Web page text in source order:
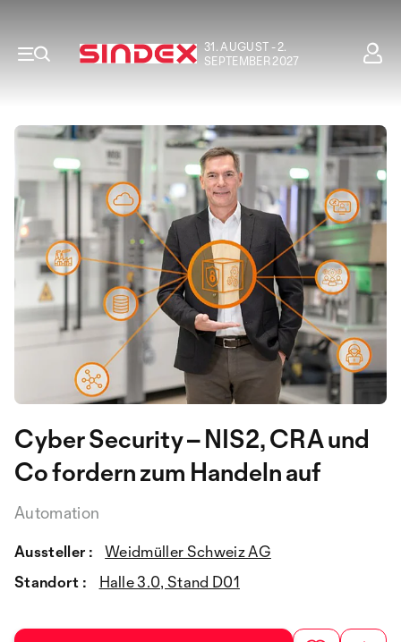
31. AUGUST - 2.
SEPTEMBER 2027
Cyber Security – NIS2, CRA und
Co fordern zum Handeln auf​
Automation
Aussteller :
Weidmüller Schweiz AG
Standort :
Halle 3.0, Stand D01